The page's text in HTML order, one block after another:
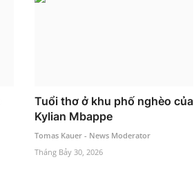
Tuổi thơ ở khu phố nghèo của
Kylian Mbappe
Tomas Kauer - News Moderator
Tháng Bảy 30, 2026